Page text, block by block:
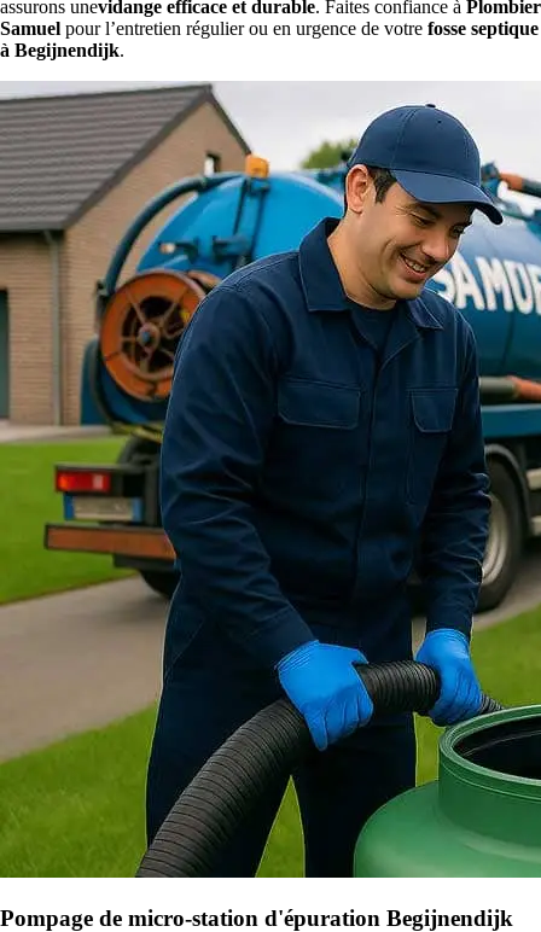
assurons unevidange efficace et durable. Faites confiance à Plombier
Samuel pour l’entretien régulier ou en urgence de votre fosse septique
à Begijnendijk.
Pompage de micro-station d'épuration Begijnendijk